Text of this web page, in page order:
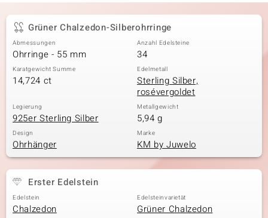
Grüner Chalzedon-Silberohrringe
Abmessungen
Ohrringe - 55 mm
Anzahl Edelsteine
34
Karatgewicht Summe
14,724 ct
Edelmetall
Sterling Silber,
rosévergoldet
Legierung
925er Sterling Silber
Metallgewicht
5,94 g
Design
Ohrhänger
Marke
KM by Juwelo
Erster Edelstein
Edelstein
Chalzedon
Edelsteinvarietät
Grüner Chalzedon